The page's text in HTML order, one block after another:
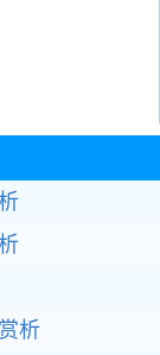
析